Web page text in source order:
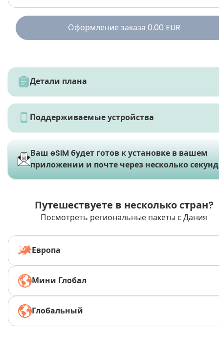
Оформление заказа 0.00 EUR
Детали плана
Поддерживаемые устройства
Ваш eSIM будет готов к установке в вашем
приложении и почте через несколько
Путешествуете в несколько стран?
Посмотреть региональные пакеты с Дания
Европа
Мини Глобал
Глобальный